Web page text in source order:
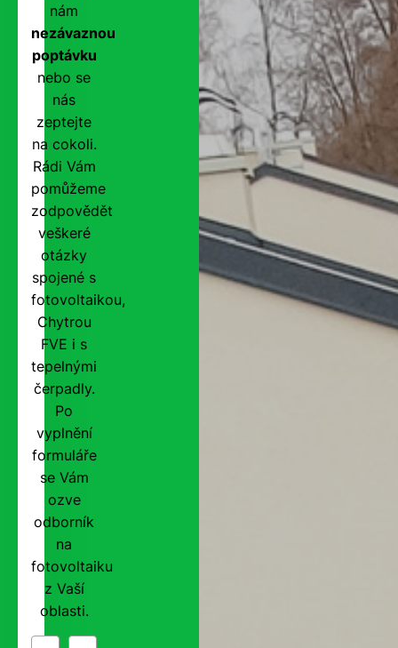
nám
nezávaznou
poptávku
nebo se
nás
zeptejte
na cokoli.
Rádi Vám
pomůžeme
zodpovědět
veškeré
otázky
spojené s
fotovoltaikou,
Chytrou
FVE i s
tepelnými
čerpadly.
Po
vyplnění
formuláře
se Vám
ozve
odborník
na
fotovoltaiku
z Vaší
oblasti.